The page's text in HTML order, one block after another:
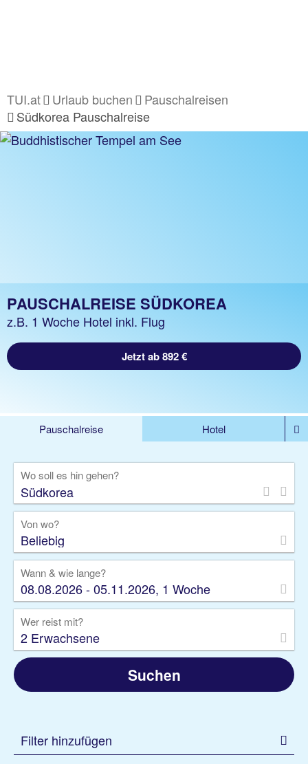
TUI.at Urlaub buchen
Pauschalreisen
Südkorea Pauschalreise
PAUSCHALREISE SÜDKOREA
z.B. 1 Woche Hotel inkl. Flug
Jetzt ab 892 €
Pauschalreise
Hotel
Rundreise
Kreuzfahrt
Gruppenreise
Camper Privattransfer
Wo soll es hin gehen?
Von wo?
Beliebig
Wann & wie lange?
08.08.2026 - 05.11.2026, 1 Woche
Wer reist mit?
2 Erwachsene
Suchen
Filter hinzufügen